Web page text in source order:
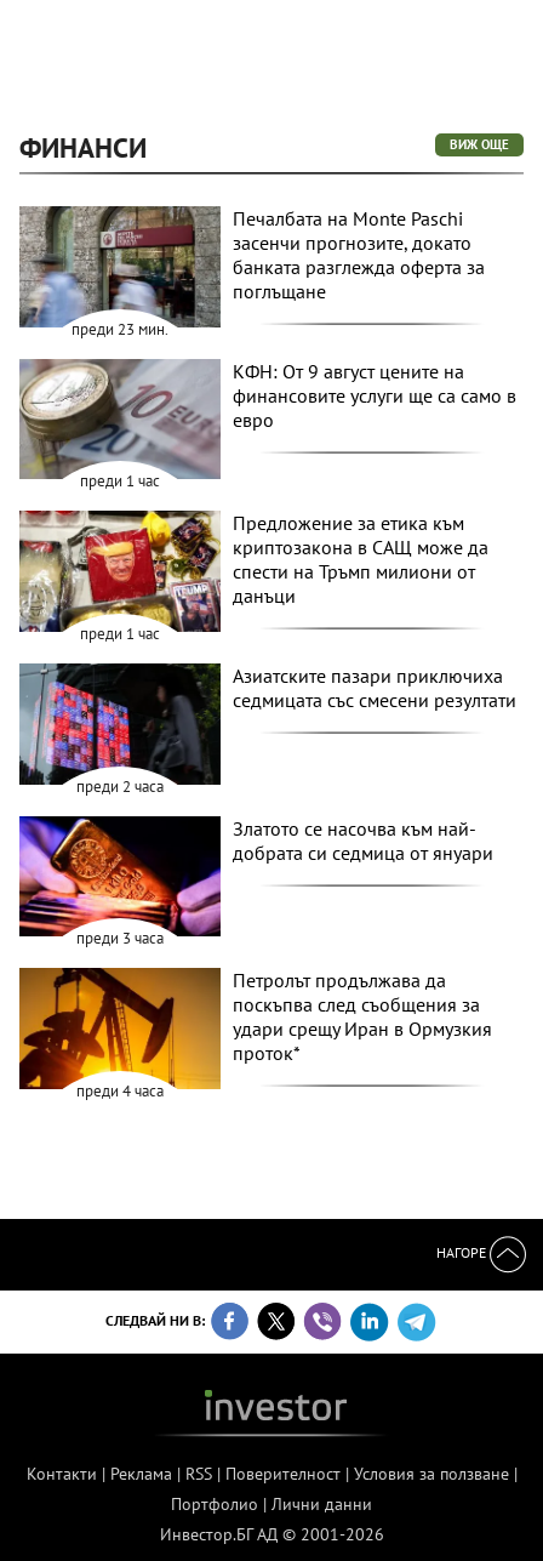
ФИНАНСИ ВИЖ ОЩЕ
преди 23 мин.
Печалбата на Monte Paschi
засенчи прогнозите, докато
банката разглежда оферта за
поглъщане
преди 1 час
КФН: От 9 август цените на
финансовите услуги ще са само в
евро
преди 1 час
Предложение за етика към
криптозакона в САЩ може да
спести на Тръмп милиони от
данъци
преди 2 часа
Азиатските пазари приключиха
седмицата със смесени резултати
преди 3 часа
Златото се насочва към най-
добрата си седмица от януари
преди 4 часа
Петролът продължава да
поскъпва след съобщения за
удари срещу Иран в Ормузкия
проток*
НАГОРЕ
СЛЕДВАЙ НИ В:
Контакти | Реклама | RSS| Поверителност| Условия за ползване|
Портфолио | Лични данни
Инвестор.БГ АД © 2001-2026